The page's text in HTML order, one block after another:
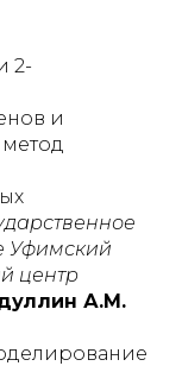
2-
и
Уфимский
центр
А.М.